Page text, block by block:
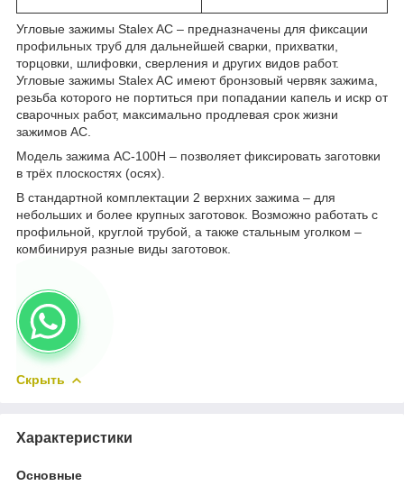
Угловые зажимы Stalex AC – предназначены для фиксации
профильных труб для дальнейшей сварки, прихватки,
торцовки, шлифовки, сверления и других видов работ.
Угловые зажимы Stalex AC имеют бронзовый червяк зажима,
резьба которого не портиться при попадании капель и искр от
сварочных работ, максимально продлевая срок жизни
зажимов AC.
Модель зажима AC-100H – позволяет фиксировать заготовки
в трёх плоскостях (осях).
В стандартной комплектации 2 верхних зажима – для
небольших и более крупных заготовок. Возможно работать с
профильной, круглой трубой, а также стальным уголком –
комбинируя разные виды заготовок.
Скрыть
Характеристики
Основные